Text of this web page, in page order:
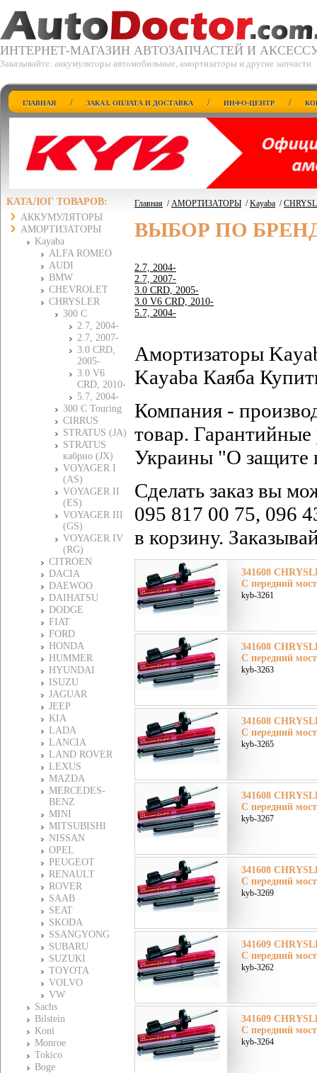
ИНТЕРНЕТ-МАГАЗИН АВТОЗАПЧАСТЕЙ И
Заказывайте: аккумуляторы автомобильные, амортизаторы и другие запчасти
ГЛАВНАЯ / ЗАКАЗ, ОПЛАТА И ДОСТАВКА / ИНФО-ЦЕНТР /
КАТАЛОГ ТОВАРОВ:
АККУМУЛЯТОРЫ
АМОРТИЗАТОРЫ
Kayaba
ALFA ROMEO
AUDI
BMW
CHEVROLET
CHRYSLER
300 C
2.7, 2004-
2.7, 2007-
3.0 CRD,
2005-
3.0 V6
CRD, 2010-
5.7, 2004-
300 C Touring
CIRRUS
STRATUS (JA)
STRATUS
кабрио (JX)
VOYAGER I
(AS)
VOYAGER II
(ES)
VOYAGER III
(GS)
VOYAGER IV
(RG)
CITROEN
DACIA
DAEWOO
DAIHATSU
DODGE
FIAT
FORD
HONDA
HUMMER
HYUNDAI
ISUZU
JAGUAR
JEEP
KIA
LADA
LANCIA
LAND ROVER
LEXUS
MAZDA
MERCEDES-
BENZ
MINI
MITSUBISHI
NISSAN
OPEL
PEUGEOT
RENAULT
ROVER
SAAB
SEAT
SKODA
SSANGYONG
SUBARU
SUZUKI
TOYOTA
VOLVO
VW
Sachs
Bilstein
Koni
Monroe
Tokico
Boge
Главная /АМОРТИЗАТОРЫ /Kayaba /
ВЫБОР ПО
2.7, 2004-
2.7, 2007-
3.0 CRD, 2005-
3.0 V6 CRD, 2010-
5.7, 2004-
Амортизаторы
Kayaba Каяба
Компания -
товар. Гарантийные
Украины "О защите
Сделать заказ вы
095 817 00 75, 096
в корзину.
341608
C передний
kyb-3261
341608
C передний
kyb-3263
341608
C передний
kyb-3265
341608
C передний
kyb-3267
341608
C передний
kyb-3269
341609
C передний
kyb-3262
341609
C передний
kyb-3264